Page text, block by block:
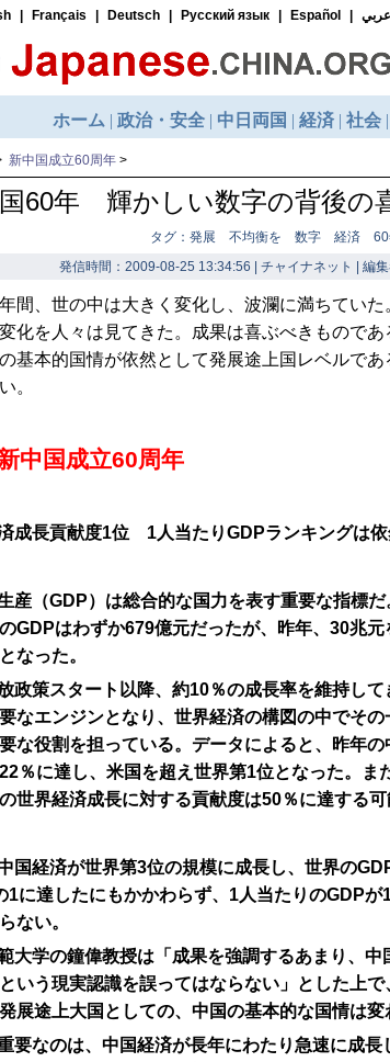
新中国成立60周年 >
60年 輝かしい数字の背後の
タグ：発展 不均衡を 数字 経済 60
発信時間：2009-08-25 13:34:56 | チャイナネット | 編
間、世の中は大きく変化し、波瀾に満ちてい
化を人々は見てきた。成果は喜ぶべきもので
基本的国情が依然として発展途上国レベルで
。
中国成立60周年
成長貢献度1位 1人当たりGDPランキングは
産（GDP）は総合的な国力を表す重要な指標
GDPはわずか679億元だったが、昨年、30兆
なった。
政策スタート以降、約10％の成長率を維持し
なエンジンとなり、世界経済の構図の中でそ
な役割を担っている。データによると、昨年
％に達し、米国を超え世界第1位となった。ま
世界経済成長に対する貢献度は50％に達する可
国経済が世界第3位の規模に成長し、世界の
1に達したにもかかわらず、1人当たりのGDP
ない。
大学の鐘偉教授は「成果を強調するあまり、
いう現実認識を誤ってはならない」とした上
展途上大国としての、中国の基本的な国情は変
要なのは、中国経済が長年にわたり急速に成